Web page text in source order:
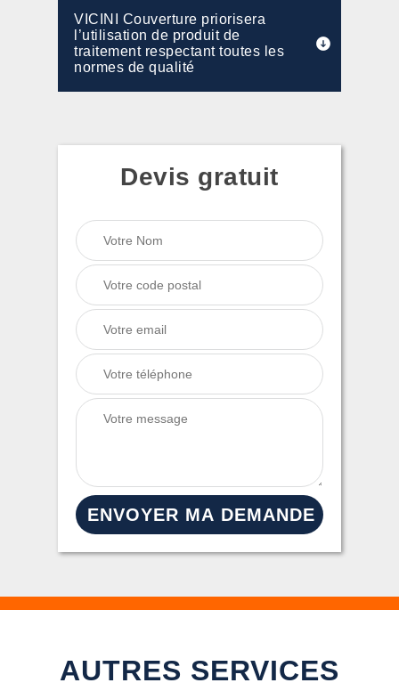
VICINI Couverture priorisera
l’utilisation de produit de
traitement respectant toutes les
normes de qualité
Devis gratuit
AUTRES SERVICES